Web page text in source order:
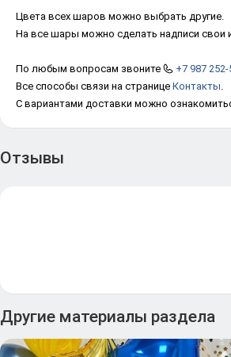
Цвета всех шаров можно выбрать другие.
На все шары можно сделать надписи свои
По любым вопросам звоните +7 987
Все способы связи на странице Контакты.
С вариантами доставки можно
Отзывы
Другие материалы раздела